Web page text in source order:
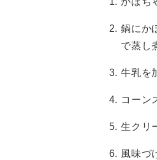
鍋にか
で蒸し
牛乳を
コーン
生クリ
風味づ